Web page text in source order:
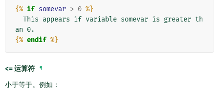
{% if somevar > 0 %}
{% endif %}
<=运算符 ¶
小于等于。例如：